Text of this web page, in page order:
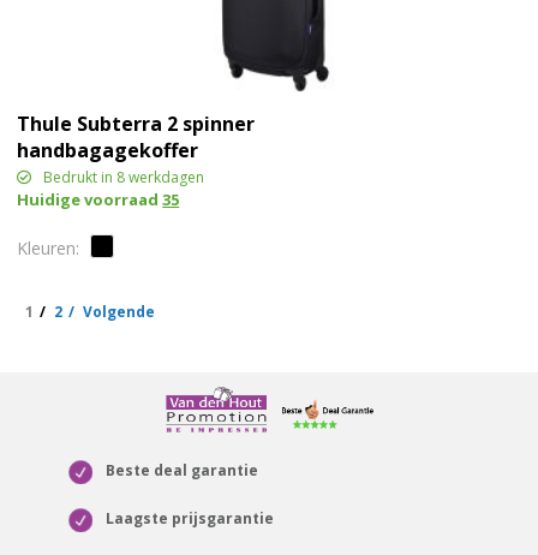
Thule Subterra 2 spinner
handbagagekoffer
Bedrukt in 8 werkdagen
Huidige voorraad35
1 2 Volgende
Beste deal garantie
Laagste prijsgarantie